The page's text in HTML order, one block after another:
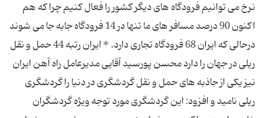
نرخ می توانیم فرودگاه های دیگر کشور را فعال کنیم چرا که هم
اکنون 90 درصد مسافر های ما تنها در 14 فرودگاه جابه جا می شوند
درحالی که ایران 68 فرودگاه تجاری دارد. * ایران رتبه 44 حمل و نقل
ریلی در جهان را دارد محسن پورسید آقایی مدیرعامل راه آهن ایران
نیز یکی از جاذبه های حمل و نقل گردشگری در دنیا را گردشگری
ریلی نامید و افزود: این گردشگری مورد توجه ویژه گردشگران